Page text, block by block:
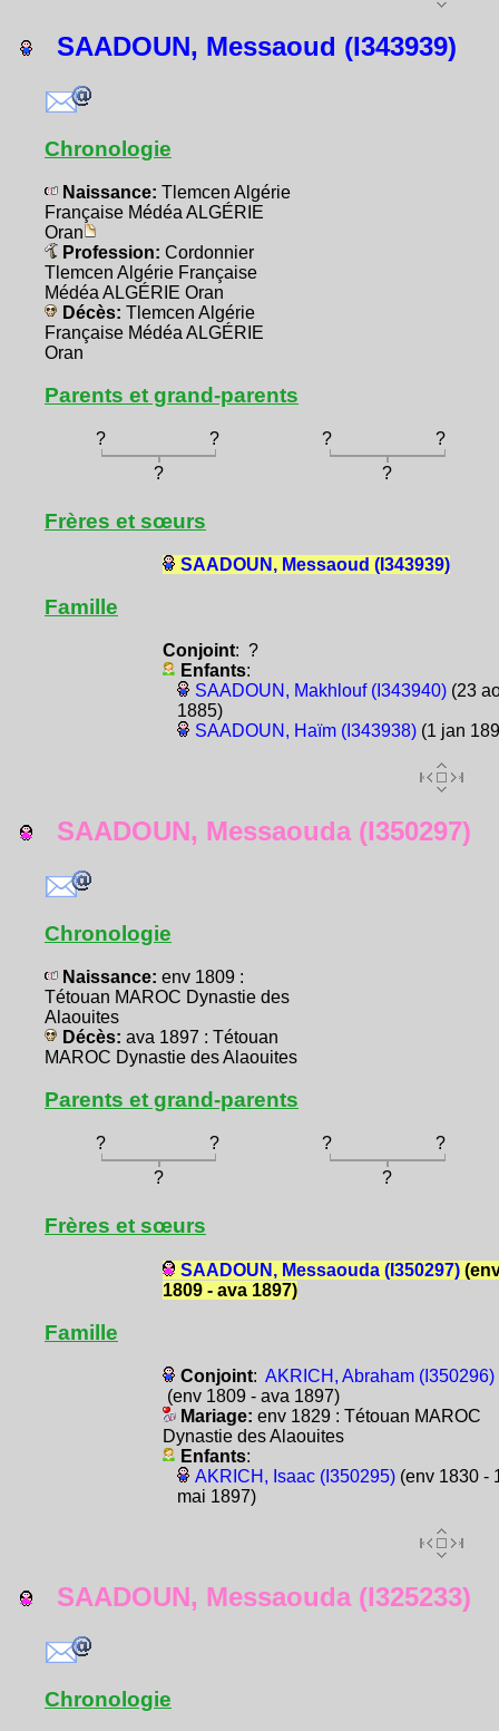
SAADOUN, Messaoud (I343939)
Chronologie
Naissance: Tlemcen Algérie
Française Médéa ALGÉRIE
Oran
Profession: Cordonnier
Tlemcen Algérie Française
Médéa ALGÉRIE Oran
Décès: Tlemcen Algérie
Française Médéa ALGÉRIE
Oran
Parents et grand-parents
? ? ?
?
?
?
Frères et sœurs
SAADOUN, Messaoud (I343939)
Famille
Conjoint: ?
Enfants:
SAADOUN, Makhlouf (I343940)(23
1885)
SAADOUN, Haïm (I343938)(1 jan
SAADOUN, Messaouda (I350297)
Chronologie
Naissance: env 1809 :
Tétouan MAROC Dynastie des
Alaouites
Décès: ava 1897 : Tétouan
MAROC Dynastie des Alaouites
Parents et grand-parents
? ? ?
?
?
?
Frères et sœurs
SAADOUN, Messaouda (I350297)
1809 - ava 1897)
Famille
Conjoint: AKRICH, Abraham (I350296)
(env 1809 - ava 1897)
Mariage: env 1829 : Tétouan MAROC
Dynastie des Alaouites
Enfants:
AKRICH, Isaac (I350295)(env 1830 -
mai 1897)
SAADOUN, Messaouda (I325233)
Chronologie